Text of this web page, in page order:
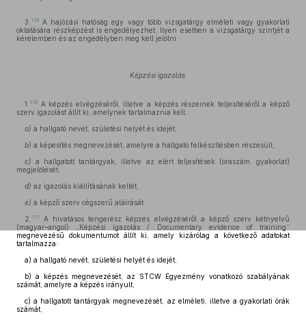
3. 115 A hajózási hatóság egy vagy több vizsgatárgy elméleti vagy gyakorlati
oktatására részképzést is engedélyezhet. Ilyen esetben a vizsgatárgy szintjét a
kérelemben és az engedélyben meg kell jelölni.
Képzési igazolás
1. 116 A képzés elvégzéséről, illetve a képzés részeinek teljesítéséről a képző
szerv igazolást állít ki, amelynek tartalmaznia kell:
a) a hallgató nevét, születési helyét és idejét,
b) a képesítés megnevezését, amelyre a hallgató felkészítésben részesült,
c) a hallgatott tantárgyak, illetve az elért teljesítések (óraszám, gyakorlat)
megjelölését,
d) az igazolás kiállításának keltét,
e) a képző szerv cégszerű aláírását.
2. 117
A hivatásos tengerész képzés elvégzéséről a képző szerv kétnyelvű
(magyar–angol) „Képzési igazolás / Documentary evidence of training”
megnevezésű dokumentumot állít ki, amely kizárólag a következő adatokat
tartalmazza:
a) a hallgató nevét, születési helyét és idejét,
b) a képzés megnevezését, az STCW Egyezmény vonatkozó szabályának
számát, amelyre a képzés irányult,
c) a hallgatott tantárgyak megnevezését, az elméleti, illetve a gyakorlati órák
számát,